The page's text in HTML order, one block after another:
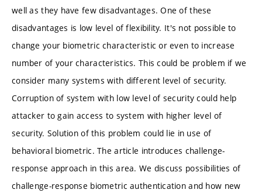
well as they have few disadvantages. One of these
disadvantages is low level of flexibility. It's not possible to
change your biometric characteristic or even to increase
number of your characteristics. This could be problem if we
consider many systems with different level of security.
Corruption of system with low level of security could help
attacker to gain access to system with higher level of
security. Solution of this problem could lie in use of
behavioral biometric. The article introduces challenge-
response approach in this area. We discuss possibilities of
challenge-response biometric authentication and how new